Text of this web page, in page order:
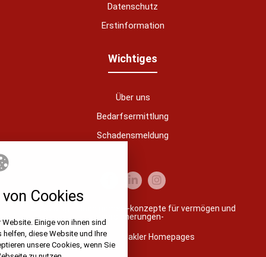
Datenschutz
Erstinformation
Wichtiges
Über uns
Bedarfsermittlung
Schadensmeldung
© 2026 ng nelson gomes -konzepte für vermögen und
versicherungen-
Made with Makler Homepages
Cookies
Einige von ihnen sind
diese Website und Ihre
unsere Cookies, wenn Sie
alle verwendeten Cookies und
Notwendig
bypass
Wartungsmodus verwendet.
Typ
Cookie
Laufzeit
_ga_*